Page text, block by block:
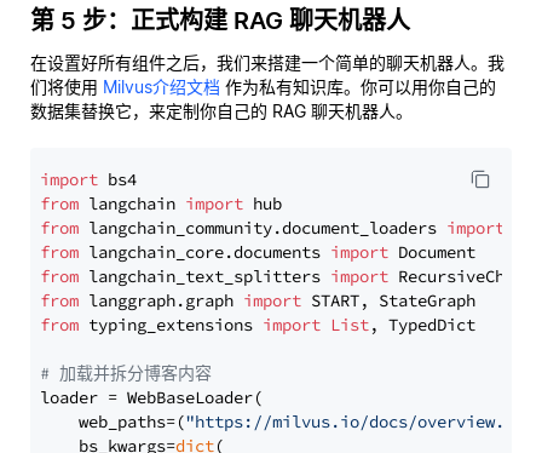
第 5 步：正式构建 RAG 聊天机器人
在设置好所有组件之后，我们来搭建一个简单的聊天机器人。我
们将使用 Milvus介绍文档 作为私有知识库。你可以用你自己的
数据集替换它，来定制你自己的 RAG 聊天机器人。
import
from langchain import
from langchain_community.document_loaders import
from langchain_core.documents import
from langchain_text_splitters import
from langgraph.graph import
from typing_extensions import List, TypedDict
# 加载并拆分博客内容
loader = WebBaseLoader(
    web_paths=(
"https://milvus.io/docs/overview.md"
    bs_kwargs=
dict(